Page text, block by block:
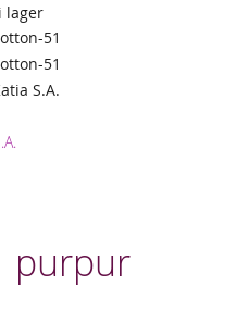
lager
51
51
S.A.
purpur